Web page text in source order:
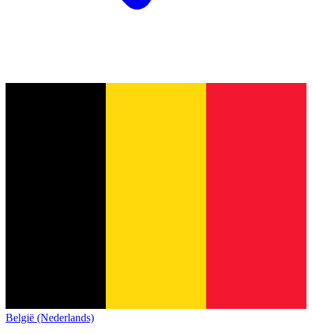
België (Nederlands)